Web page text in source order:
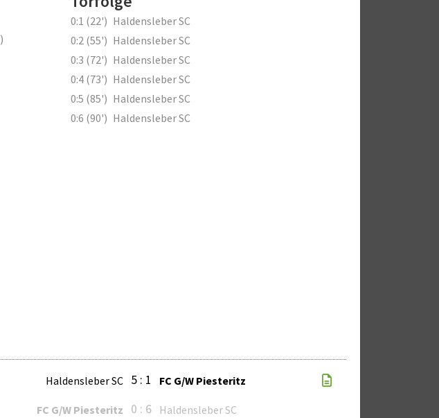
)
0:1 (22') Haldensleber SC
0:2 (55') Haldensleber SC
0:3 (72') Haldensleber SC
0:4 (73') Haldensleber SC
0:5 (85') Haldensleber SC
0:6 (90') Haldensleber SC
Haldensleber SC 5 : 1 FC G/W Piesteritz
FC G/W Piesteritz 0 : 6 Haldensleber SC